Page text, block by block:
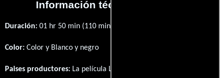
Información técnica y general
Duración: 01 hr 50 min (110 minutos) .
Color: Color y Blanco y negro
Paises productores: La película La toma de la embajada fué